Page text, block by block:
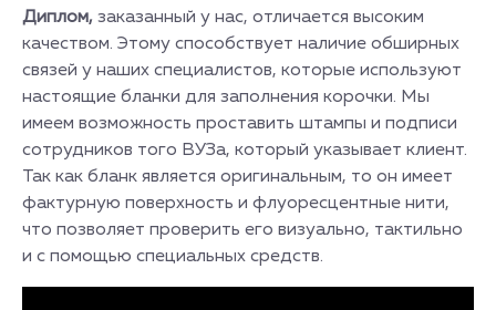
Диплом, заказанный у нас, отличается высоким
качеством. Этому способствует наличие обширных
связей у наших специалистов, которые используют
настоящие бланки для заполнения корочки. Мы
имеем возможность проставить штампы и подписи
сотрудников того ВУЗа, который указывает клиент.
Так как бланк является оригинальным, то он имеет
фактурную поверхность и флуоресцентные нити,
что позволяет проверить его визуально, тактильно
и с помощью специальных средств.